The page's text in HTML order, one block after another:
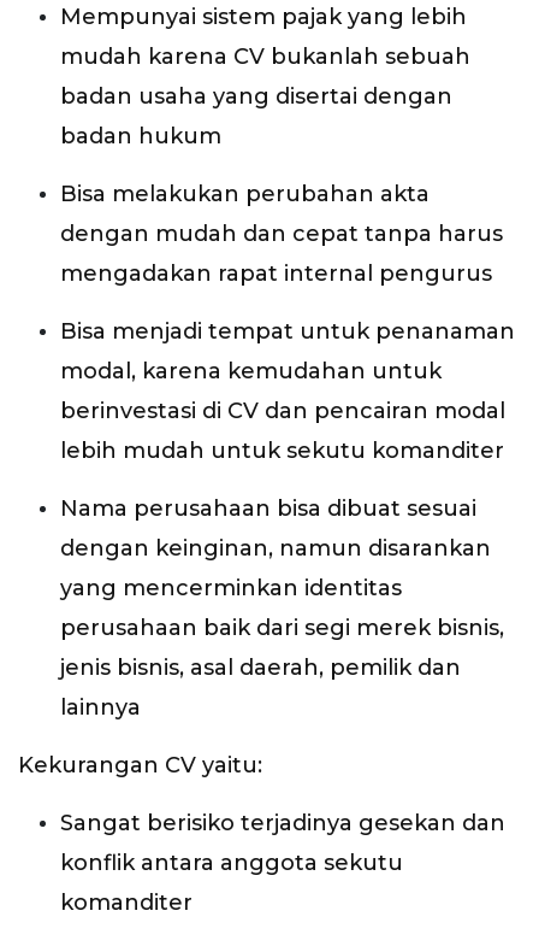
Mempunyai sistem pajak yang lebih
mudah karena CV bukanlah sebuah
badan usaha yang disertai dengan
badan hukum
Bisa melakukan perubahan akta
dengan mudah dan cepat tanpa harus
mengadakan rapat internal pengurus
Bisa menjadi tempat untuk penanaman
modal, karena kemudahan untuk
berinvestasi di CV dan pencairan modal
lebih mudah untuk sekutu komanditer
Nama perusahaan bisa dibuat sesuai
dengan keinginan, namun disarankan
yang mencerminkan identitas
perusahaan baik dari segi merek bisnis,
jenis bisnis, asal daerah, pemilik dan
lainnya
Kekurangan CV yaitu:
Sangat berisiko terjadinya gesekan dan
konflik antara anggota sekutu
komanditer